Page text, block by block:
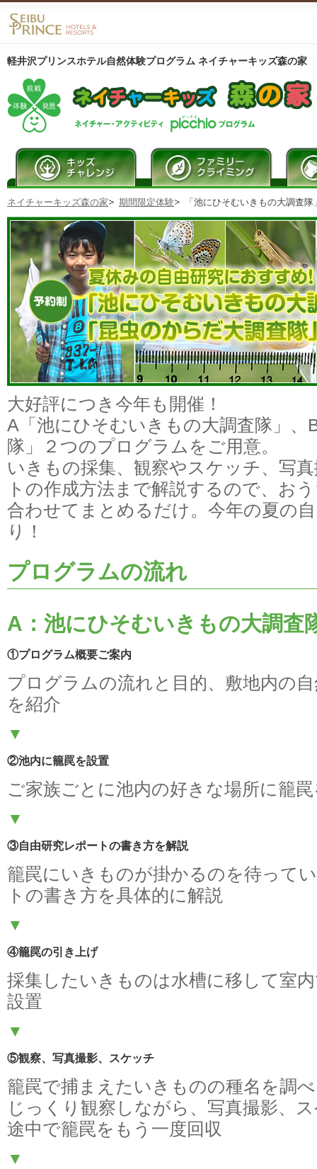
軽井沢プリンスホテル自然体験プログラム ネイチャーキッズ森の家
ネイチャーキッズ森の家 期間限定体験 「池にひそむいきもの大調査
大好評につき今年も開催！
A「池にひそむいきもの大調査隊」、
隊」２つのプログラムをご用意。
いきもの採集、観察やスケッチ、写
トの作成⽅法まで解説するので、お
合わせてまとめるだけ。今年の夏の
り！
プログラムの流れ
A：池にひそむいきもの大調査
①プログラム概要ご案内
プログラムの流れと目的、敷地内の
を紹介
▼
②池内に籠罠を設置
ご家族ごとに池内の好きな場所に籠
▼
③自由研究レポートの書き方を解説
籠罠にいきものが掛かるのを待って
トの書き方を具体的に解説
▼
④籠罠の引き上げ
採集したいきものは水槽に移して室
設置
▼
⑤観察、写真撮影、スケッチ
籠罠で捕まえたいきものの種名を調
じっくり観察しながら、写真撮影、
途中で籠罠をもう一度回収
▼